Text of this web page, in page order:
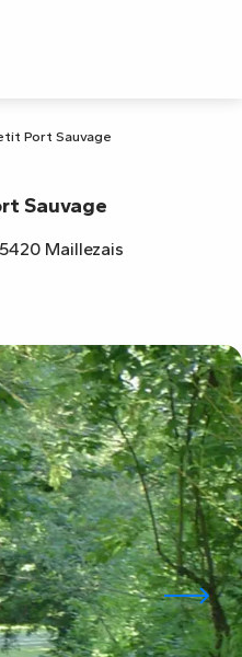
Port Sauvage
Sauvage
Maillezais